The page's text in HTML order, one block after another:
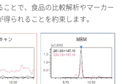
とで、食品の比較解析やマーカー
られることを約束します。